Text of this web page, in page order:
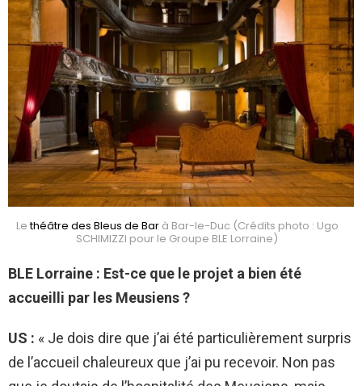
Lethéâtre des Bleus de Barà Bar-le-Duc (Crédits photo : Ugo
SCHIMIZZI pour le Groupe BLE Lorraine)
BLE Lorraine : Est-ce que le projet a bien été
accueilli par les Meusiens ?
US : « Je dois dire que j’ai été particulièrement surpris
de l’accueil chaleureux que j’ai pu recevoir. Non pas